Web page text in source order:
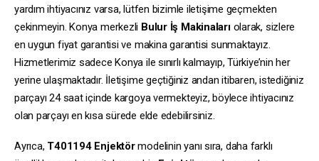
yardım ihtiyacınız varsa, lütfen bizimle iletişime geçmekten
çekinmeyin. Konya merkezli Bulur İş Makinalarıolarak, sizlere
en uygun fiyat garantisi ve makina garantisi sunmaktayız.
Hizmetlerimiz sadece Konya ile sınırlı kalmayıp, Türkiye’nin her
yerine ulaşmaktadır. İletişime geçtiğiniz andan itibaren, istediğiniz
parçayı 24 saat içinde kargoya vermekteyiz, böylece ihtiyacınız
olan parçayı en kısa sürede elde edebilirsiniz.
Ayrıca, T401194 Enjektörmodelinin yanı sıra, daha farklı